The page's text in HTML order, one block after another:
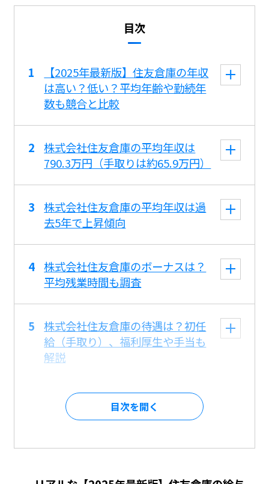
目次
【2025年最新版】住友倉庫の年収
は高い？低い？平均年齢や勤続年
数も競合と比較
株式会社住友倉庫の平均年収は
790.3万円（手取りは約65.9万円）
株式会社住友倉庫の平均年収は過
去5年で上昇傾向
株式会社住友倉庫のボーナスは？
平均残業時間も調査
株式会社住友倉庫の待遇は？初任
給（手取り）、福利厚生や手当も
解説
目次を